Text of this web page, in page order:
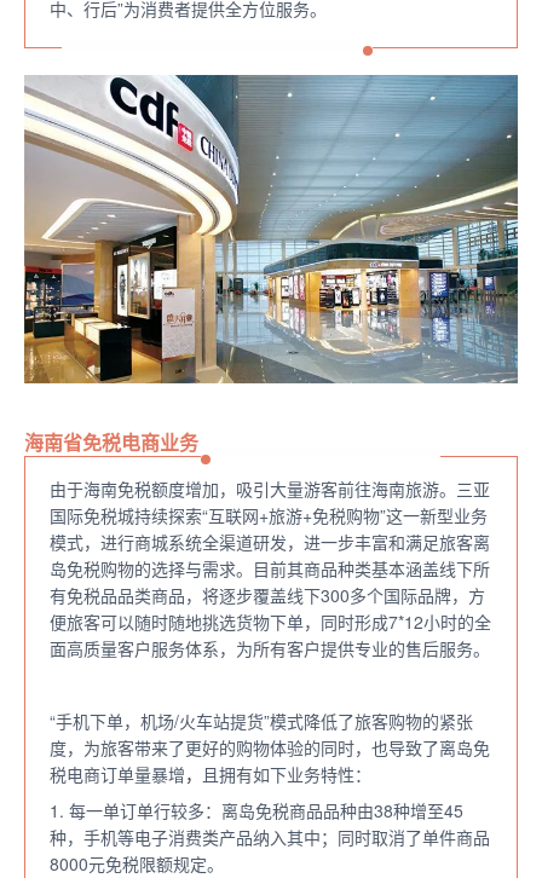
中、行后”为消费者提供全方位服务。
海南省免税电商业务
由于海南免税额度增加，吸引大量游客前往海南旅游。三亚
国际免税城持续探索“互联网+旅游+免税购物”这一新型业务
模式，进行商城系统全渠道研发，进一步丰富和满足旅客离
岛免税购物的选择与需求。目前其商品种类基本涵盖线下所
有免税品品类商品，将逐步覆盖线下300多个国际品牌，方
便旅客可以随时随地挑选货物下单，同时形成7*12小时的全
面高质量客户服务体系，为所有客户提供专业的售后服务。
“手机下单，机场/火车站提货”模式降低了旅客购物的紧张
度，为旅客带来了更好的购物体验的同时，也导致了离岛免
税电商订单量暴增， 且拥有如下业务特性：
1. 每一单订单行较多：离岛免税商品品种由38种增至45
种，手机等电子消费类产品纳入其中；同时取消了单件商品
8000元免税限额规定。